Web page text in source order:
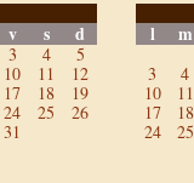
v s d
3 4
5
10 11
12
17 18
19
24 25
26
31
l m
3
4
10
11
17
18
24
25